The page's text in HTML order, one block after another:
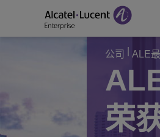
公司 ALE
荣